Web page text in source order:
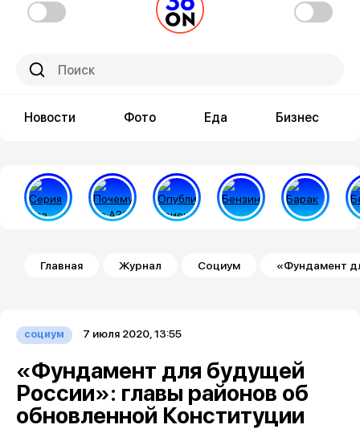
Новости Фото Еда Бизнес
Строка навигации
Главная Журнал Социум «Фундамент
социум 7 июля 2020, 13:55
«Фундамент для будущей
России»: главы районов об
обновленной Конституции